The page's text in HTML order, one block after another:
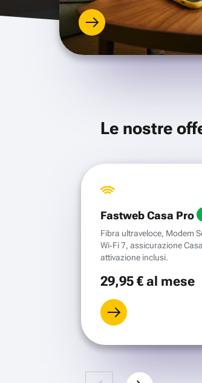
Le nostre
Fastweb Casa Pro
Fibra ultraveloce, Modem
Wi‑Fi 7, assicurazione
attivazione inclusi.
29,95 €al mese